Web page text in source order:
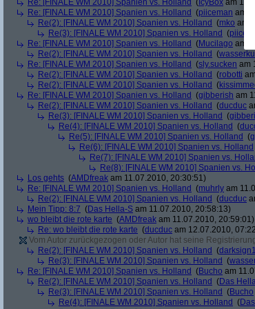
Re: [FINALE WM 2010] Spanien vs. Holland ( IcyBox am
Re: [FINALE WM 2010] Spanien vs. Holland (piiceman am
Re(2): [FINALE WM 2010] Spanien vs. Holland (mko am
Re(3): [FINALE WM 2010] Spanien vs. Holland (
Re: [FINALE WM 2010] Spanien vs. Holland (Mucilago am
Re(2): [FINALE WM 2010] Spanien vs. Holland (
Re: [FINALE WM 2010] Spanien vs. Holland (sly.sucken am
Re(2): [FINALE WM 2010] Spanien vs. Holland (robotti
Re(2): [FINALE WM 2010] Spanien vs. Holland (
Re: [FINALE WM 2010] Spanien vs. Holland (gibberish am
Re(2): [FINALE WM 2010] Spanien vs. Holland (ducduc
Re(3): [FINALE WM 2010] Spanien vs. Holland (
Re(4): [FINALE WM 2010] Spanien vs. Holland (
Re(5): [FINALE WM 2010] Spanien vs. Holland (
Re(6): [FINALE WM 2010] Spanien vs. Holland
Re(7): [FINALE WM 2010] Spanien vs.
Re(8): [FINALE WM 2010] Spanien vs.
Los gehts (AMDfreak am 11.07.2010, 20:30:51)
Re: [FINALE WM 2010] Spanien vs. Holland (muhrly am
Re(2): [FINALE WM 2010] Spanien vs. Holland (ducduc
Mein Tipp: 8:7 (Das Hella-S am 11.07.2010, 20:58:13)
wo bleibt die rote karte (AMDfreak am 11.07.2010, 20:59:01)
Re: wo bleibt die rote karte (ducduc am 12.07.2010,
Vom Autor zurückgezogen oder Autor hat seine
Re(2): [FINALE WM 2010] Spanien vs. Holland (darksign1
Re(3): [FINALE WM 2010] Spanien vs. Holland (
Re: [FINALE WM 2010] Spanien vs. Holland (Bucho am
Re(2): [FINALE WM 2010] Spanien vs. Holland (Das
Re(3): [FINALE WM 2010] Spanien vs. Holland (Bucho
Re(4): [FINALE WM 2010] Spanien vs. Holland (